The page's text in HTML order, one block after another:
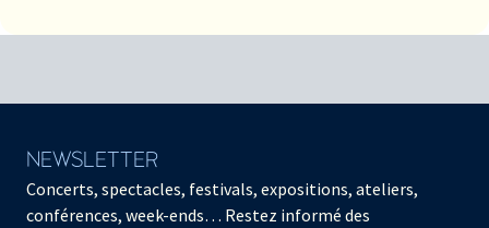
NEWSLETTER
Concerts, spectacles, festivals, expositions, ateliers,
conférences, week-ends… Restez informé des